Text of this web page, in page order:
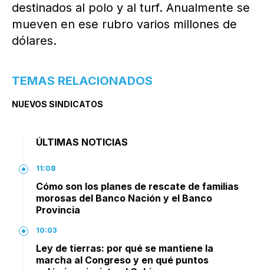
destinados al polo y al turf. Anualmente se
mueven en ese rubro varios millones de
dólares.
TEMAS RELACIONADOS
NUEVOS SINDICATOS
ÚLTIMAS NOTICIAS
11:08
Cómo son los planes de rescate de familias
morosas del Banco Nación y el Banco
Provincia
10:03
Ley de tierras: por qué se mantiene la
marcha al Congreso y en qué puntos